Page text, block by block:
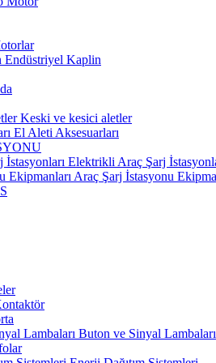
Endüstriyel Kaplin
Keski ve kesici aletler
El Aleti Aksesuarları
Elektrikli Araç Şarj
Araç Şarj İstasyonu
Buton ve Sinyal Lambaları